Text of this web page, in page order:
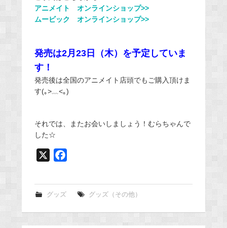
アニメイト オンラインショップ>>
ムービック オンラインショップ>>
発売は2月23日（木）を予定していま
す！
発売後は全国のアニメイト店頭でもご購入頂けま
す(｡>﹏<｡)
それでは、またお会いしましょう！むらちゃんで
した☆
o
グッズ グッズ（その他）